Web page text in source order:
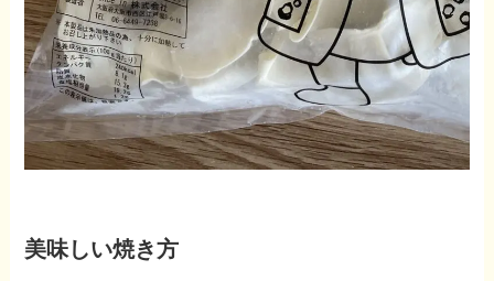
美味しい焼き方